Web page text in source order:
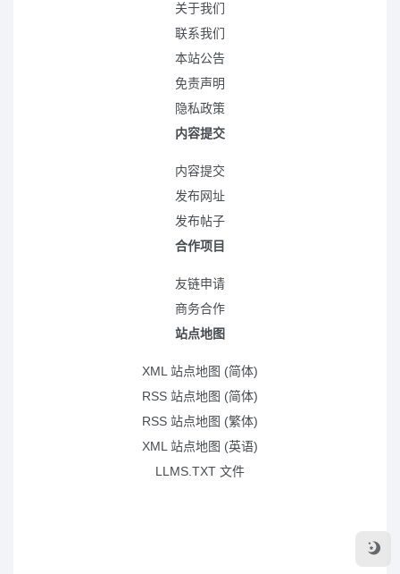
关于我们
联系我们
本站公告
免责声明
隐私政策
内容提交
内容提交
发布网址
发布帖子
合作项目
友链申请
商务合作
站点地图
XML 站点地图 (简体)
RSS 站点地图 (简体)
RSS 站点地图 (繁体)
XML 站点地图 (英语)
LLMS.TXT 文件